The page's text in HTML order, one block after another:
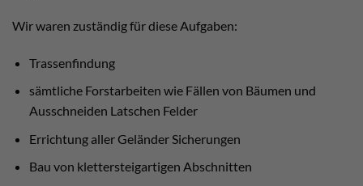
Wir waren zuständig für diese Aufgaben:
Trassenfindung
sämtliche Forstarbeiten wie Fällen von Bäumen und
Ausschneiden Latschen Felder
Errichtung aller Geländer Sicherungen
Bau von klettersteigartigen Abschnitten